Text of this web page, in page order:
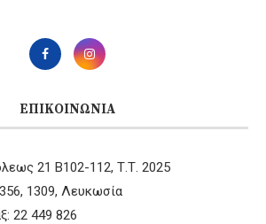
ΕΠΙΚΟΙΝΩΝΊΑ
21 B102-112, Τ.Τ. 2025
1309, Λευκωσία
22 449 826